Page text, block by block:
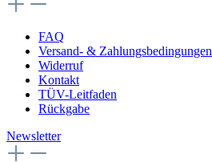
FAQ
Versand- & Zahlungsbedingungen
Widerruf
Kontakt
TÜV-Leitfaden
Rückgabe
Newsletter